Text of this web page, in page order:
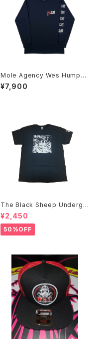
Mole Agency Wes Humpst
on ロングTシャツ
¥7,900
The Black Sheep Undergr
ound Bobby Brown アートT
シャツ
¥2,450
50%OFF